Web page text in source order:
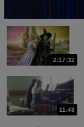
2:17:32
11:48